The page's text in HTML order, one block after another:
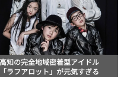
高知の完全地域密着型アイドル
「ラフアロット」が元気すぎる